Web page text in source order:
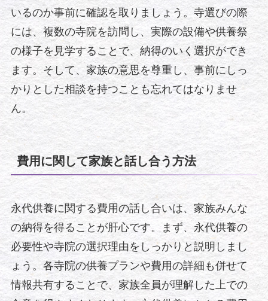
いるのか事前に確認を取りましょう。寺選びの際
には、複数の寺院を訪問し、実際の設備や供養祭
の様子を見学することで、納得のいく選択ができ
ます。そして、家族の意思を尊重し、事前にしっ
かりとした相談を持つことも忘れてはなりませ
ん。
費用に関して家族と話し合う方法
永代供養に関する費用の話し合いは、家族みんな
の納得を得ることが肝心です。まず、永代供養の
必要性や寺院の選択理由をしっかりと説明しまし
ょう。各寺院の供養プランや費用の詳細も併せて
情報共有することで、家族全員が理解した上での